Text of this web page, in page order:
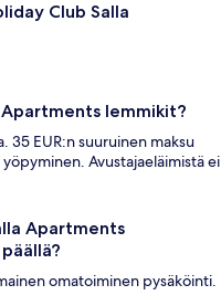
Club Salla
Apartments lemmikit?
35 EUR:n suuruinen maksu
Avustajaeläimistä ei
Apartments
omatoiminen pysäköinti.